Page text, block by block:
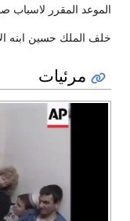
الموعد المقرر لاسباب
خلف الملك حسين ابنه
مرئيات